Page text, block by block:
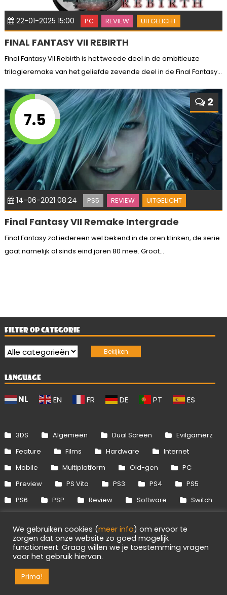
22-01-2025 15:00 PC REVIEW UITGELICHT
FINAL FANTASY VII REBIRTH
Final Fantasy VII Rebirth is het tweede deel in de ambitieuze
trilogieremake van het geliefde zevende deel in de Final Fantasy...
7.5
2
14-06-2021 08:24 PS5 REVIEW UITGELICHT
Final Fantasy VII Remake Intergrade
Final Fantasy zal iedereen wel bekend in de oren klinken, de serie
gaat namelijk al sinds eind jaren 80 mee. Groot...
FILTER OP CATEGORIE
LANGUAGE
NL EN FR DE PT ES
3DS Algemeen Dual Screen
Evilgamerz
Feature
Films Hardware
Internet
Mobile
Multiplatform Old-gen
PC
Preview
PS Vita PS3 PS4
PS5
PS6
PSP Review Software
Switch
Xbox 360
Xbox One Xbox Series
Evilgamerz 2026 - Alle rechten voorbehouden.
We gebruiken cookies (meer info) om ervoor te
zorgen dat onze website zo goed mogelijk
functioneert. Graag willen we je toestemming vragen
voor het gebruik hiervan.
Prima!